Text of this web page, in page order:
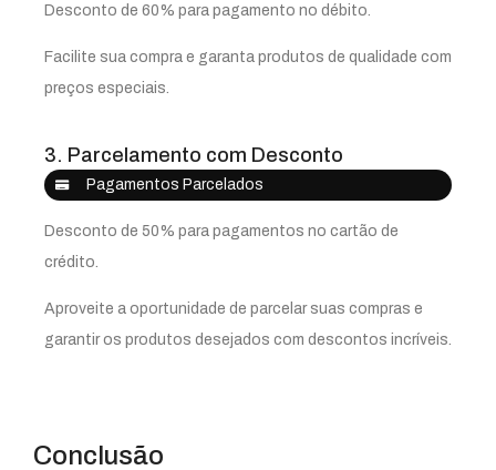
Desconto de 60% para pagamento no débito.
Facilite sua compra e garanta produtos de qualidade com
preços especiais.
3. Parcelamento com Desconto
Pagamentos Parcelados
Desconto de 50% para pagamentos no cartão de
crédito.
Aproveite a oportunidade de parcelar suas compras e
garantir os produtos desejados com descontos incríveis.
Conclusão